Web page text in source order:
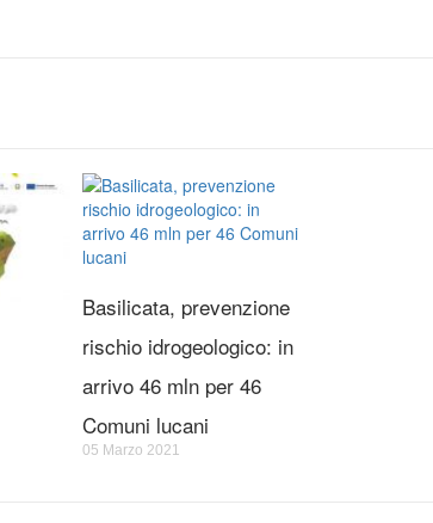
Basilicata, prevenzione
rischio idrogeologico: in
arrivo 46 mln per 46
Comuni lucani
05 Marzo 2021